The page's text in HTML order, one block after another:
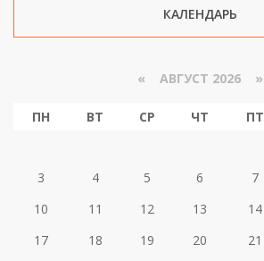
КАЛЕНДАРЬ
« АВГУСТ 2026 »
ПН ВТ СР ЧТ ПТ
3
4 5 6 7
10
11 12 13 14
17
18 19 20 21